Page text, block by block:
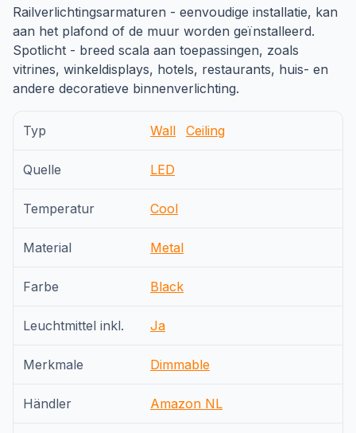
Railverlichtingsarmaturen - eenvoudige installatie, kan
aan het plafond of de muur worden geïnstalleerd.
Spotlicht - breed scala aan toepassingen, zoals
vitrines, winkeldisplays, hotels, restaurants, huis- en
andere decoratieve binnenverlichting.
Typ Wall Ceiling
Quelle LED
Temperatur Cool
Material Metal
Farbe Black
Leuchtmittel inkl. Ja
Merkmale Dimmable
Händler Amazon NL